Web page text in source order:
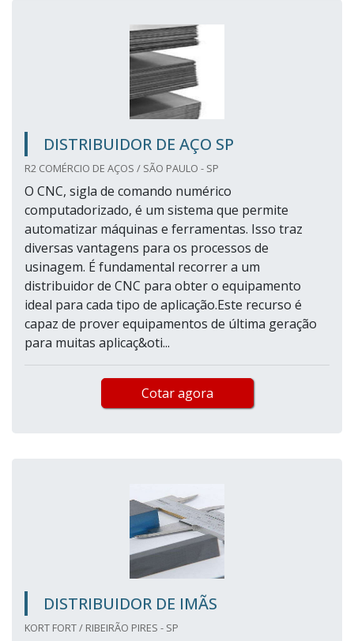
DISTRIBUIDOR DE AÇO SP
R2 COMÉRCIO DE AÇOS / SÃO PAULO - SP
O CNC, sigla de comando numérico
computadorizado, é um sistema que permite
automatizar máquinas e ferramentas. Isso traz
diversas vantagens para os processos de
usinagem. É fundamental recorrer a um
distribuidor de CNC para obter o equipamento
ideal para cada tipo de aplicação.Este recurso é
capaz de prover equipamentos de última geração
para muitas aplicaç&oti...
Cotar agora
DISTRIBUIDOR DE IMÃS
KORT FORT / RIBEIRÃO PIRES - SP